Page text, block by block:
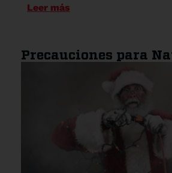
Leer más
Precauciones para